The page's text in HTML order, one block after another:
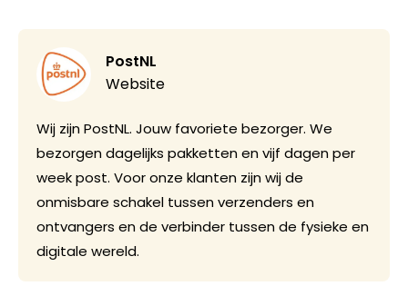
PostNL
Website
Wij zijn PostNL. Jouw favoriete bezorger. We
bezorgen dagelijks pakketten en vijf dagen per
week post. Voor onze klanten zijn wij de
onmisbare schakel tussen verzenders en
ontvangers en de verbinder tussen de fysieke en
digitale wereld.